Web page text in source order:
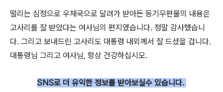
떨리는 심정으로 우체국으로 달려가 받아든 등기우편물의 내용은
고사리를 잘 받았다는 여사님의 편지였습니다. 정말 감사했습니
다. 그리고 보내드린 고사리도 대통령 내외께서 잘 드셨을 겁니다.
대통령님 그리고 여사님, 항상 건강하십시오.
SNS로 더 유익한 정보를 받아보실수 있습니다.